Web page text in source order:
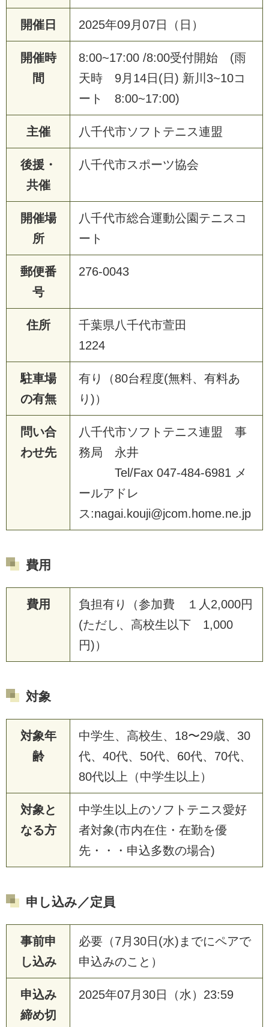
開催日 2025年09月07日（日）
開催時
間
8:00~17:00 /8:00受付開始 (雨
天時 9月14日(日) 新川3~10コ
ート 8:00~17:00)
主催 八千代市ソフトテニス連盟
後援・
共催
八千代市スポーツ協会
開催場
所
八千代市総合運動公園テニスコ
ート
郵便番
号
276-0043
住所
千葉県八千代市萱田
1224
駐車場
の有無
有り（80台程度(無料、有料あ
り)）
問い合
わせ先
八千代市ソフトテニス連盟 事
務局 永井
Tel/Fax 047-484-6981 メ
ールアドレ
ス:nagai.kouji@jcom.home.ne.jp
費用
費用
負担有り（参加費 １人2,000円
(ただし、高校生以下 1,000
円)）
対象
対象年
齢
中学生、高校生、18〜29歳、30
代、40代、50代、60代、70代、
80代以上（中学生以上）
対象と
なる方
中学生以上のソフトテニス愛好
者対象(市内在住・在勤を優
先・・・申込多数の場合)
申し込み／定員
事前申
し込み
必要（7月30日(水)までにペアで
申込みのこと）
申込み
締め切
2025年07月30日（水）23:59